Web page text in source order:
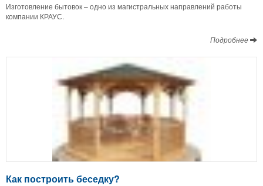
Изготовление бытовок – одно из магистральных направлений работы
компании КРАУС.
Подробнее
Как построить беседку?